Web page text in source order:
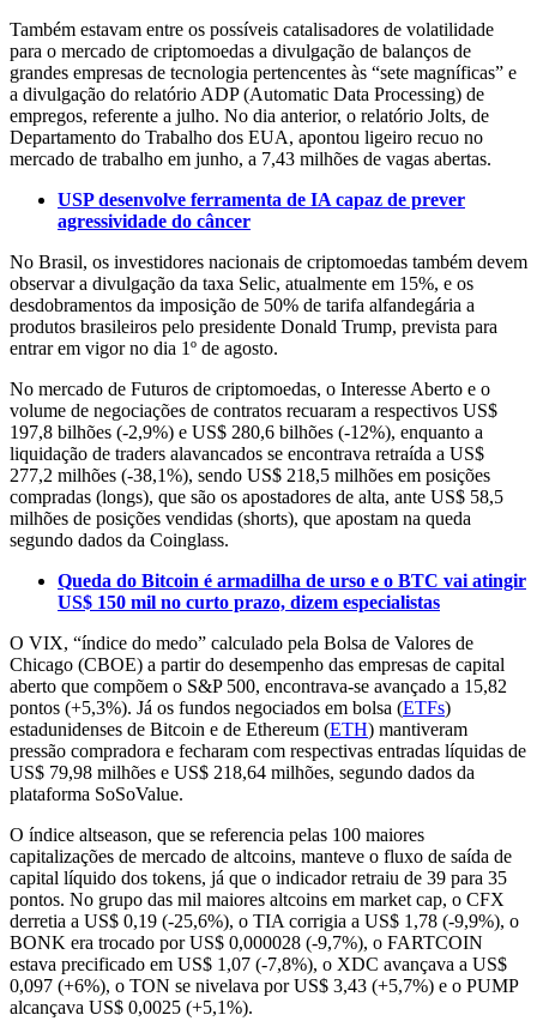
Também estavam entre os possíveis catalisadores de volatilidade
para o mercado de criptomoedas a divulgação de balanços de
grandes empresas de tecnologia pertencentes às “sete magníficas” e
a divulgação do relatório ADP (Automatic Data Processing) de
empregos, referente a julho. No dia anterior, o relatório Jolts, de
Departamento do Trabalho dos EUA, apontou ligeiro recuo no
mercado de trabalho em junho, a 7,43 milhões de vagas abertas.
USP desenvolve ferramenta de IA capaz de prever
agressividade do câncer
No Brasil, os investidores nacionais de criptomoedas também devem
observar a divulgação da taxa Selic, atualmente em 15%, e os
desdobramentos da imposição de 50% de tarifa alfandegária a
produtos brasileiros pelo presidente Donald Trump, prevista para
entrar em vigor no dia 1º de agosto.
No mercado de Futuros de criptomoedas, o Interesse Aberto e o
volume de negociações de contratos recuaram a respectivos US$
197,8 bilhões (-2,9%) e US$ 280,6 bilhões (-12%), enquanto a
liquidação de traders alavancados se encontrava retraída a US$
277,2 milhões (-38,1%), sendo US$ 218,5 milhões em posições
compradas (longs), que são os apostadores de alta, ante US$ 58,5
milhões de posições vendidas (shorts), que apostam na queda
segundo dados da Coinglass.
Queda do Bitcoin é armadilha de urso e o BTC vai atingir
US$ 150 mil no curto prazo, dizem especialistas
O VIX, “índice do medo” calculado pela Bolsa de Valores de
Chicago (CBOE) a partir do desempenho das empresas de capital
aberto que compõem o S&P 500, encontrava-se avançado a 15,82
pontos (+5,3%). Já os fundos negociados em bolsa (ETFs)
estadunidenses de Bitcoin e de Ethereum (ETH) mantiveram
pressão compradora e fecharam com respectivas entradas líquidas de
US$ 79,98 milhões e US$ 218,64 milhões, segundo dados da
plataforma SoSoValue.
O índice altseason, que se referencia pelas 100 maiores
capitalizações de mercado de altcoins, manteve o fluxo de saída de
capital líquido dos tokens, já que o indicador retraiu de 39 para 35
pontos. No grupo das mil maiores altcoins em market cap, o CFX
derretia a US$ 0,19 (-25,6%), o TIA corrigia a US$ 1,78 (-9,9%), o
BONK era trocado por US$ 0,000028 (-9,7%), o FARTCOIN
estava precificado em US$ 1,07 (-7,8%), o XDC avançava a US$
0,097 (+6%), o TON se nivelava por US$ 3,43 (+5,7%) e o PUMP
alcançava US$ 0,0025 (+5,1%).